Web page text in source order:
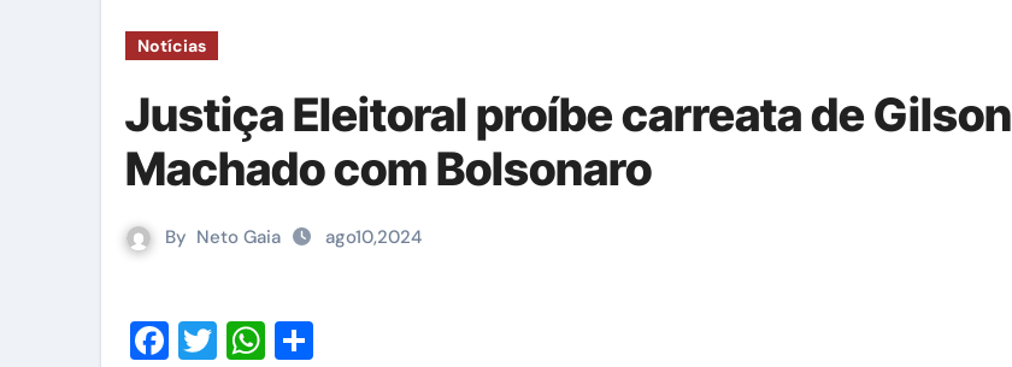
Notícias
Justiça Eleitoral proíbe carreata de Gilson
Machado com Bolsonaro
By Neto Gaia ago10,2024
Facebook
TwitterWhatsApp